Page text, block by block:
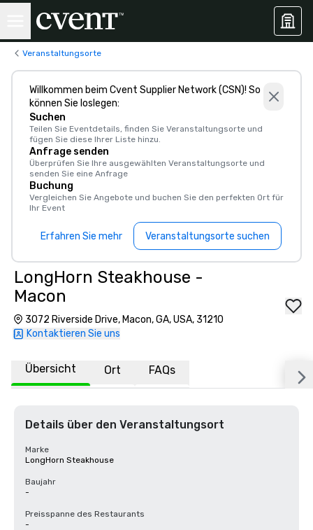
Veranstaltungsorte
Willkommen beim Cvent Supplier Network (CSN)! So
können Sie loslegen:
Suchen
Teilen Sie Eventdetails, finden Sie Veranstaltungsorte und
fügen Sie diese Ihrer Liste hinzu.
Anfrage senden
Überprüfen Sie Ihre ausgewählten Veranstaltungsorte und
senden Sie eine Anfrage
Buchung
Vergleichen Sie Angebote und buchen Sie den perfekten Ort für
Ihr Event
Erfahren Sie mehr Veranstaltungsorte suchen
LongHorn Steakhouse -
Macon
3072 Riverside Drive, Macon, GA, USA, 31210
Kontaktieren Sie uns
Übersicht Ort FAQs
Details über den Veranstaltungsort
Marke
LongHorn Steakhouse
Baujahr
-
Preisspanne des Restaurants
-